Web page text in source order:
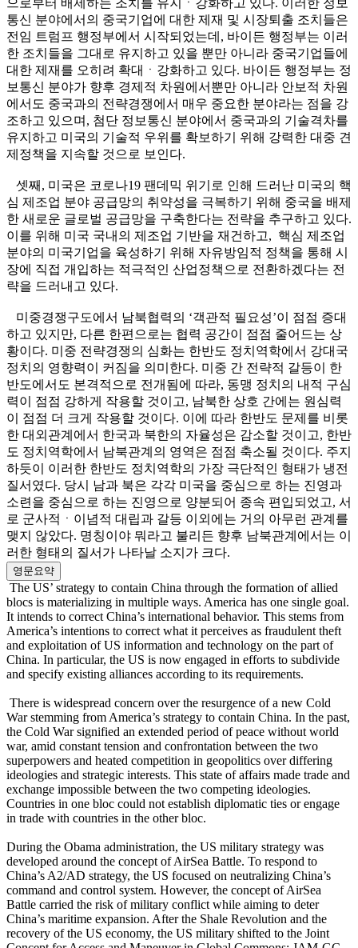
으로부터 배제하는 조치를 유지ㆍ강화하고 있다. 이러한 정보
통신 분야에서의 중국기업에 대한 제재 및 시장퇴출 조치들은
전임 트럼프 행정부에서 시작되었는데, 바이든 행정부는 이러
한 조치들을 그대로 유지하고 있을 뿐만 아니라 중국기업들에
대한 제재를 오히려 확대ㆍ강화하고 있다. 바이든 행정부는 정
보통신 분야가 향후 경제적 차원에서뿐만 아니라 안보적 차원
에서도 중국과의 전략경쟁에서 매우 중요한 분야라는 점을 강
조하고 있으며, 첨단 정보통신 분야에서 중국과의 기술격차를
유지하고 미국의 기술적 우위를 확보하기 위해 강력한 대중 견
제정책을 지속할 것으로 보인다.
셋째, 미국은 코로나19 팬데믹 위기로 인해 드러난 미국의 핵
심 제조업 분야 공급망의 취약성을 극복하기 위해 중국을 배제
한 새로운 글로벌 공급망을 구축한다는 전략을 추구하고 있다.
이를 위해 미국 국내의 제조업 기반을 재건하고, 핵심 제조업
분야의 미국기업을 육성하기 위해 자유방임적 정책을 통해 시
장에 직접 개입하는 적극적인 산업정책으로 전환하겠다는 전
략을 드러내고 있다.
미중경쟁구도에서 남북협력의 ‘객관적 필요성’이 점점 증대
하고 있지만, 다른 한편으로는 협력 공간이 점점 줄어드는 상
황이다. 미중 전략경쟁의 심화는 한반도 정치역학에서 강대국
정치의 영향력이 커짐을 의미한다. 미중 간 전략적 갈등이 한
반도에서도 본격적으로 전개됨에 따라, 동맹 정치의 내적 구심
력이 점점 강하게 작용할 것이고, 남북한 상호 간에는 원심력
이 점점 더 크게 작용할 것이다. 이에 따라 한반도 문제를 비롯
한 대외관계에서 한국과 북한의 자율성은 감소할 것이고, 한반
도 정치역학에서 남북관계의 영역은 점점 축소될 것이다. 주지
하듯이 이러한 한반도 정치역학의 가장 극단적인 형태가 냉전
질서였다. 당시 남과 북은 각각 미국을 중심으로 하는 진영과
소련을 중심으로 하는 진영으로 양분되어 종속 편입되었고, 서
로 군사적ㆍ이념적 대립과 갈등 이외에는 거의 아무런 관계를
맺지 않았다. 명칭이야 뭐라고 불리든 향후 남북관계에서는 이
러한 형태의 질서가 나타날 소지가 크다.
영문요약
The US’ strategy to contain China through the formation of allied
blocs is materializing in multiple ways. America has one single goal.
It intends to correct China’s international behavior. This stems from
America’s intentions to correct what it perceives as fraudulent theft
and exploitation of US information and technology on the part of
China. In particular, the US is now engaged in efforts to subdivide
and specify existing alliances according to its requirements.
There is widespread concern over the resurgence of a new Cold
War stemming from America’s strategy to contain China. In the past,
the Cold War signified an extended period of peace without world
war, amid constant tension and confrontation between the two
superpowers and heated competition in geopolitics over differing
ideologies and strategic interests. This state of affairs made trade and
exchange impossible between the two competing ideologies.
Countries in one bloc could not establish diplomatic ties or engage
in trade with countries in the other bloc.
During the Obama administration, the US military strategy was
developed around the concept of AirSea Battle. To respond to
China’s A2/AD strategy, the US focused on neutralizing China’s
command and control system. However, the concept of AirSea
Battle carried the risk of military conflict while aiming to deter
China’s maritime expansion. After the Shale Revolution and the
recovery of the US economy, the US military shifted to the Joint